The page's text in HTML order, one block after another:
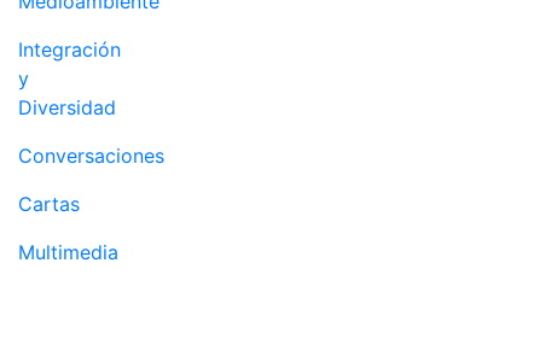
Integración
y
Diversidad
Conversaciones
Cartas
Multimedia